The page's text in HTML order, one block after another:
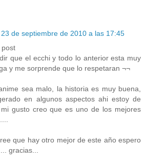
23 de septiembre de 2010 a las 17:45
post
que el ecchi y todo lo anterior esta muy
y me sorprende que lo respetaran ¬¬
sea malo, la historia es muy buena,
en algunos aspectos ahi estoy de
gusto creo que es uno de los mejores
que hay otro mejor de este año espero
gracias...